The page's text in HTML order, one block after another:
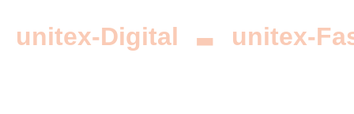
unitex-Digital - unitex-